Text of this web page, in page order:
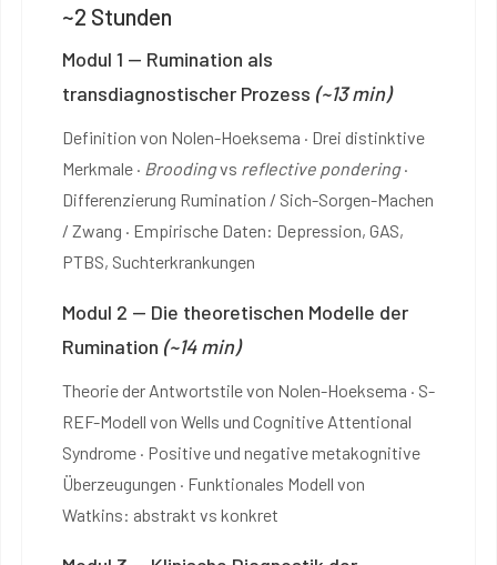
~2 Stunden
Modul 1 — Rumination als
transdiagnostischer Prozess (~13 min)
Definition von Nolen-Hoeksema · Drei distinktive
Merkmale · Broodingvs reflective pondering·
Differenzierung Rumination / Sich-Sorgen-Machen
/ Zwang · Empirische Daten: Depression, GAS,
PTBS, Suchterkrankungen
Modul 2 — Die theoretischen Modelle der
Rumination (~14 min)
Theorie der Antwortstile von Nolen-Hoeksema · S-
REF-Modell von Wells und Cognitive Attentional
Syndrome · Positive und negative metakognitive
Überzeugungen · Funktionales Modell von
Watkins: abstrakt vs konkret